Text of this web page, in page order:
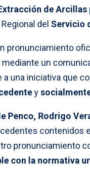
de
del Servicio
pronunciamiento
mediante un
una iniciativa que
y
Penco, Rodrigo
contenidos
pronunciamiento
con la normativa